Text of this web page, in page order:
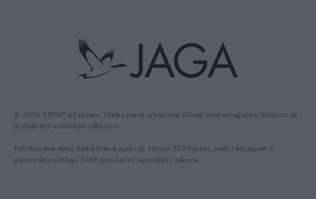
© JAGA GROUP a Zoznam. Všetky práva vyhradené. Obsah online magazínu Môjdom.sk
je chránený autorským zákonom.
Publikovanie alebo ďalšie šírenie správ zo zdrojov TASR je bez predchádzajúceho
písomného súhlasu TASR porušením autorského zákona.